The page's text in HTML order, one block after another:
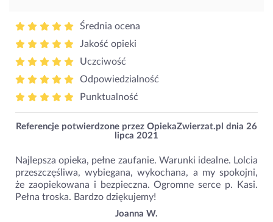
Średnia ocena
Jakość opieki
Uczciwość
Odpowiedzialność
Punktualność
Referencje potwierdzone przez OpiekaZwierzat.pl dnia 26
lipca 2021
Najlepsza opieka, pełne zaufanie. Warunki idealne. Lolcia
przeszczęśliwa, wybiegana, wykochana, a my spokojni,
że zaopiekowana i bezpieczna. Ogromne serce p. Kasi.
Pełna troska. Bardzo dziękujemy!
Joanna W.